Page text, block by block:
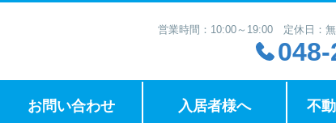
営業時間：10:00～19:00 定休日：無
お問い合わせ 入居者様へ 不